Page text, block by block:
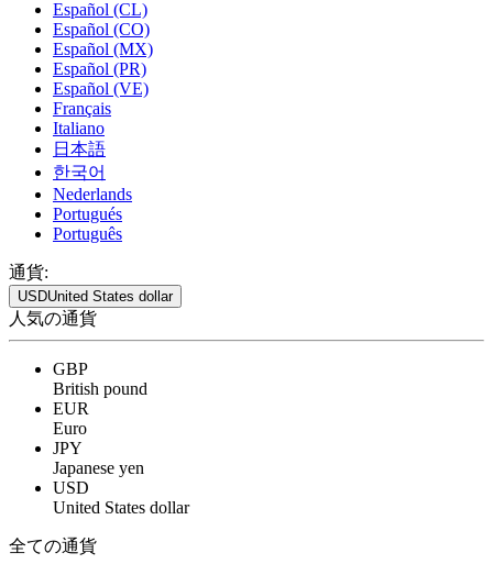
Español (CL)
Español (CO)
Español (MX)
Español (PR)
Español (VE)
Français
Italiano
日本語
한국어
Nederlands
Portugués
Português
通貨:
USDUnited States dollar
人気の通貨
GBP
British pound
EUR
Euro
JPY
Japanese yen
USD
United States dollar
全ての通貨